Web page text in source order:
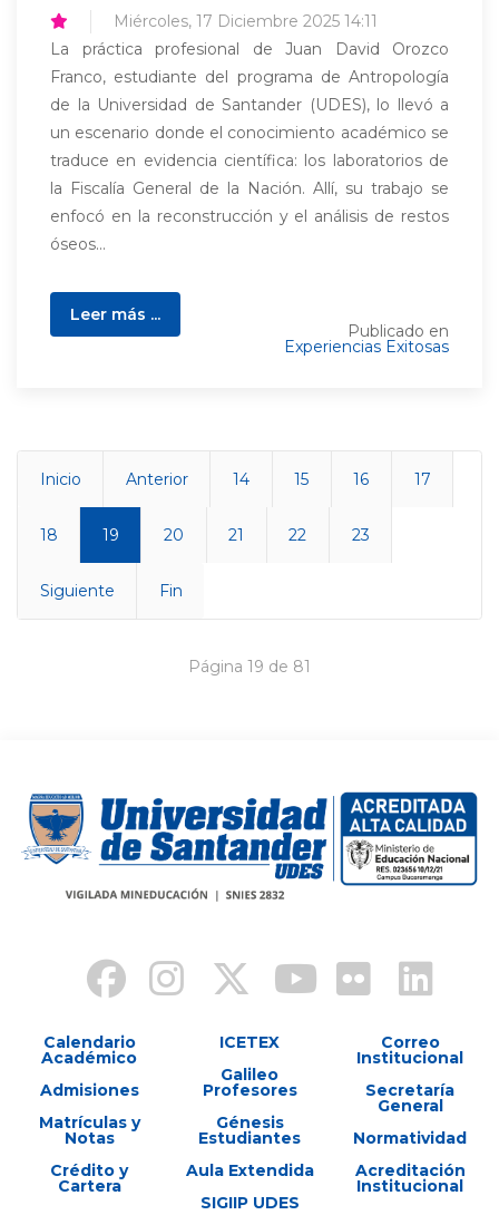
Miércoles, 17 Diciembre 2025 14:11
La práctica profesional de Juan David Orozco
Franco, estudiante del programa de Antropología
de la Universidad de Santander (UDES), lo llevó a
un escenario donde el conocimiento académico se
traduce en evidencia científica: los laboratorios de
la Fiscalía General de la Nación. Allí, su trabajo se
enfocó en la reconstrucción y el análisis de restos
óseos...
Leer más ...
Publicado en
Experiencias Exitosas
Inicio Anterior 14 15 16 17
18 19 20 21 22 23
Siguiente Fin
Página 19 de 81
Calendario
Académico
Admisiones
Matrículas y
Notas
Crédito y
Cartera
ICETEX
Galileo
Profesores
Génesis
Estudiantes
Aula Extendida
SIGIIP UDES
Correo
Institucional
Secretaría
General
Normatividad
Acreditación
Institucional